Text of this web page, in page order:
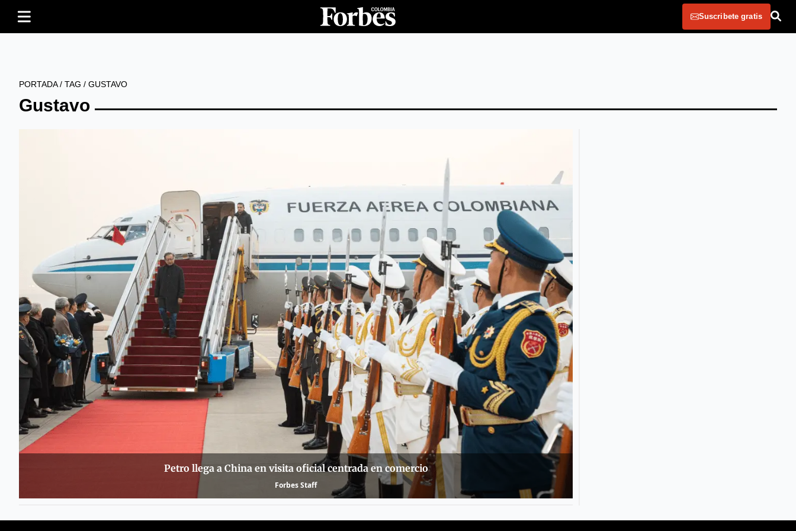
Suscribete gratis
PORTADA/ TAG / GUSTAVO
Gustavo
Petro llega a China en visita oficial centrada en comercio
Forbes Staff